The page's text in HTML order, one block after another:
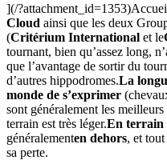
](/
Cloud ainsi que les deux
(Critérium International et le
tournant, bien qu’assez long,
que l’avantage de sortir du
d’autres hippodromes.La
monde de s’exprimer
sont généralement les
terrain est très léger.En terrain
généralementen dehors, et
sa perte.